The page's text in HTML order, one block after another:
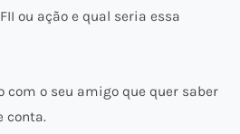
ou ação e qual seria essa
com o seu amigo que quer saber
conta.